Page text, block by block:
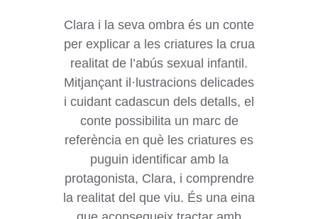
Clara i la seva ombra és un conte
per explicar a les criatures la crua
realitat de l’abús sexual infantil.
Mitjançant il·lustracions delicades
i cuidant cadascun dels detalls, el
conte possibilita un marc de
referència en què les criatures es
puguin identificar amb la
protagonista, Clara, i comprendre
la realitat del que viu. És una eina